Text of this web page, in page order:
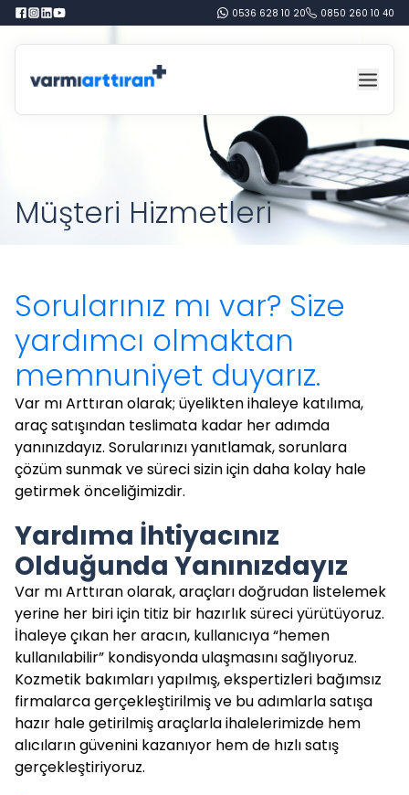
0536 628 10 20 0850 260 10 40
Müşteri Hizmetleri
Sorularınız mı var? Size
yardımcı olmaktan
memnuniyet duyarız.
Var mı Arttıran olarak; üyelikten ihaleye katılıma,
araç satışından teslimata kadar her adımda
yanınızdayız. Sorularınızı yanıtlamak, sorunlara
çözüm sunmak ve süreci sizin için daha kolay hale
getirmek önceliğimizdir.
Yardıma İhtiyacınız
Olduğunda Yanınızdayız
Var mı Arttıran olarak, araçları doğrudan listelemek
yerine her biri için titiz bir hazırlık süreci yürütüyoruz.
İhaleye çıkan her aracın, kullanıcıya “hemen
kullanılabilir” kondisyonda ulaşmasını sağlıyoruz.
Kozmetik bakımları yapılmış, ekspertizleri bağımsız
firmalarca gerçekleştirilmiş ve bu adımlarla satışa
hazır hale getirilmiş araçlarla ihalelerimizde hem
alıcıların güvenini kazanıyor hem de hızlı satış
gerçekleştiriyoruz.